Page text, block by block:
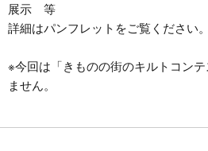
展示 等
詳細はパンフレットをご覧ください。
※今回は「きものの街のキルトコン
ません。